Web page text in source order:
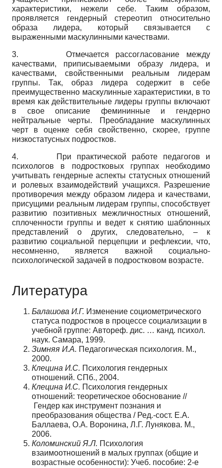
характеристики, нежели себе. Таким образом,
проявляется гендерный стереотип относительно
образа лидера, который связывается с
выраженными маскулинными качествами.
3. Отмечается рассогласование между
качествами, приписываемыми образу лидера, и
качествами, свойственными реальным лидерам
группы. Так, образ лидера содержит в себе
преимущественно маскулинные характеристики, в то
время как действительные лидеры группы включают
в свое описание фемининные и гендерно
нейтральные черты. Преобладание маскулинных
черт в оценке себя свойственно, скорее, группе
низкостатусных подростков.
4. При практической работе педагогов и
психологов в подростковых группах необходимо
учитывать гендерные аспекты статусных отношений
и ролевых взаимодействий учащихся. Разрешение
противоречия между образом лидера и качествами,
присущими реальным лидерам группы, способствует
развитию позитивных межличностных отношений,
сплоченности группы и ведет к снятию шаблонных
представлений о других, следовательно, – к
развитию социальной перцепции и рефлексии, что,
несомненно, является важной социально-
психологической задачей в подростковом возрасте.
Литература
Балашова И.Г. Изменение социометрического
статуса подростков в процессе социализации в
учебной группе: Автореф. дис. … канд. психол.
наук. Самара, 1999.
Зимняя И.А. Педагогическая психология. М.,
2000.
Клецина И.С. Психология гендерных
отношений. СПб., 2004.
Клецина И.С. Психология гендерных
отношений: теоретическое обоснование //
Гендер как инструмент познания и
преобразования общества / Ред.-сост. Е.А.
Баллаева, О.А. Воронина, Л.Г. Лунякова. М.,
2006.
Коломинский Я.Л. Психология
взаимоотношений в малых группах (общие и
возрастные особенности): Учеб. пособие: 2-е